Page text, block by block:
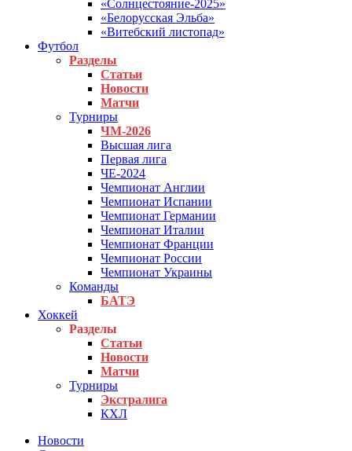
«Солнцестояние-2025»
«Белорусская Эльба»
«Витебский листопад»
Футбол
Разделы
Статьи
Новости
Матчи
Турниры
ЧМ-2026
Высшая лига
Первая лига
ЧЕ-2024
Чемпионат Англии
Чемпионат Испании
Чемпионат Германии
Чемпионат Италии
Чемпионат Франции
Чемпионат России
Чемпионат Украины
Команды
БАТЭ
Хоккей
Разделы
Статьи
Новости
Матчи
Турниры
Экстралига
КХЛ
Новости